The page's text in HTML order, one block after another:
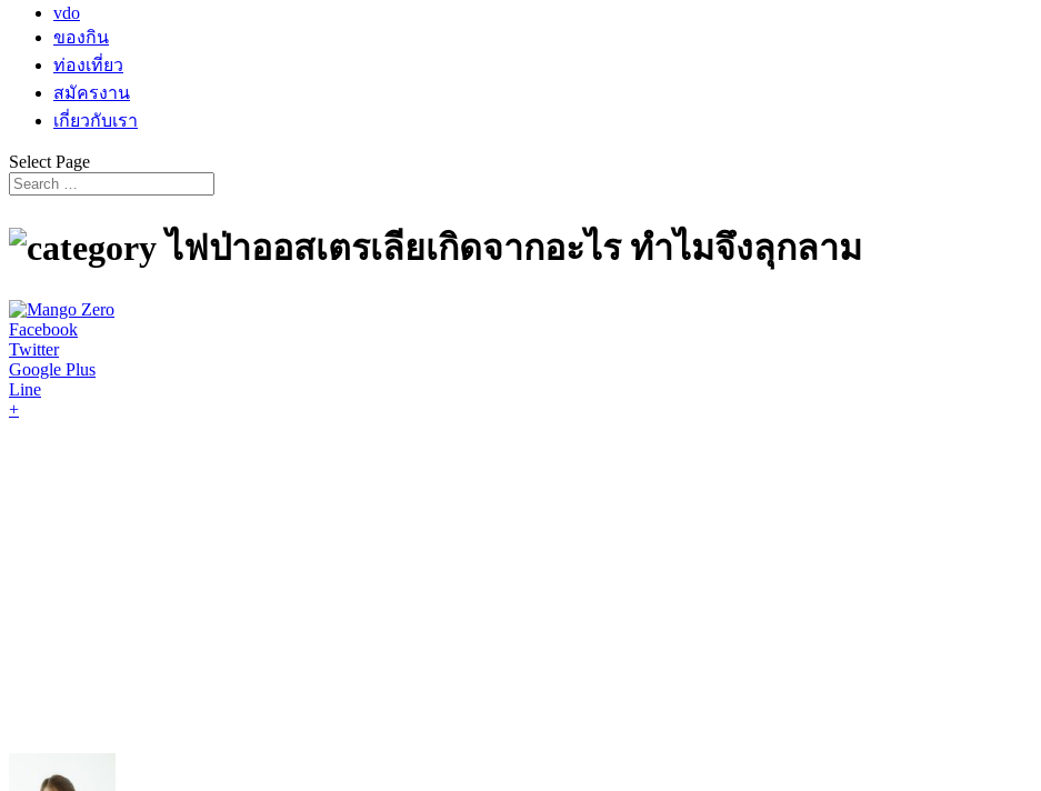
vdo
ของกิน
ท่องเที่ยว
สมัครงาน
เกี่ยวกับเรา
Select Page
ไฟป่าออสเตรเลียเกิดจากอะไร ทำไมจึงลุกลาม
Facebook
Twitter
Google Plus
Line
+